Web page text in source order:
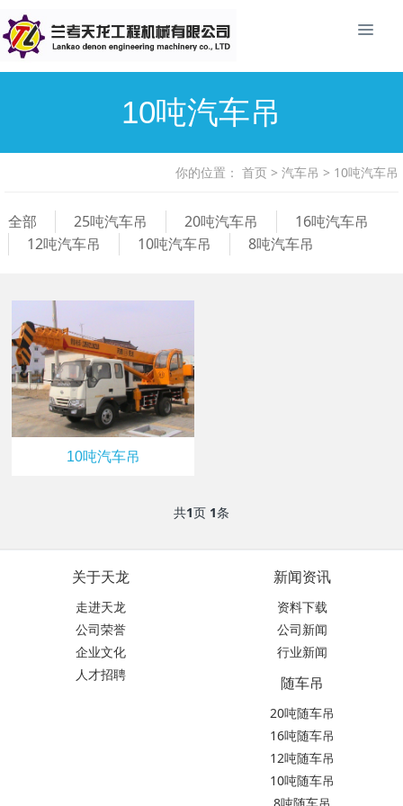
10吨汽车吊
你的位置： 首页 > 汽车吊 > 10吨汽车吊
全部 25吨汽车吊 20吨汽车吊
16吨汽车吊
12吨汽车吊
10吨汽车吊 8吨汽车吊
10吨汽车吊
共1页 1条
关于天龙
走进天龙
公司荣誉
企业文化
人才招聘
新闻资讯
资料下载
公司新闻
行业新闻
随车吊
20吨随车吊
16吨随车吊
12吨随车吊
10吨随车吊